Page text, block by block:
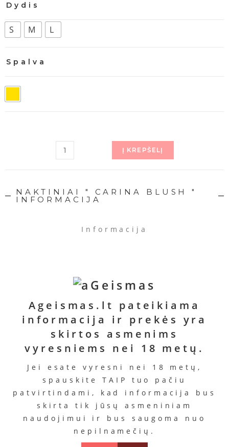
Ageismas.lt pateikiama
informacija ir prekės yra
skirtos asmenims
vyresniems nei 18 metų.
Jei esate vyresni nei 18 metų,
spauskite TAIP tuo pačiu
patvirtindami, kad informacija bus
skirta tik jūsų asmeniniam
naudojimui ir bus saugoma nuo
nepilnamečių.
Dydis
S M L
Spalva
Į KREPŠELĮ
NAKTINIAI " CARINA BLUSH "
INFORMACIJA
Informacija
Atsikaitymas
Privatumas
ĮSIGYTI
Lubrikantas
Valiklis
„Navy
Lubrikantas
” Vyšnia „